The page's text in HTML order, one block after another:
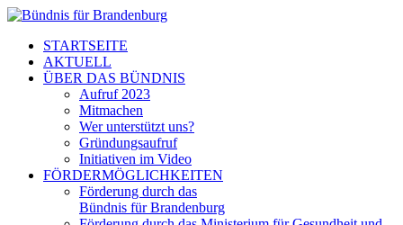
STARTSEITE
AKTUELL
ÜBER DAS BÜNDNIS
Aufruf 2023
Mitmachen
Wer unterstützt uns?
Gründungsaufruf
Initiativen im Video
FÖRDERMÖGLICHKEITEN
Förderung durch das
Bündnis für Brandenburg